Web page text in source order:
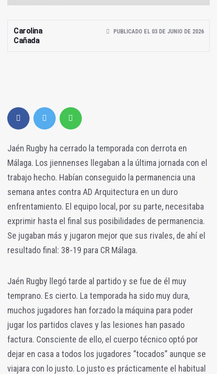
Carolina
Cañada
PUBLICADO EL 03 DE JUNIO DE 2026
Jaén Rugby ha cerrado la temporada con derrota en
Málaga. Los jiennenses llegaban a la última jornada con el
trabajo hecho. Habían conseguido la permanencia una
semana antes contra AD Arquitectura en un duro
enfrentamiento. El equipo local, por su parte, necesitaba
exprimir hasta el final sus posibilidades de permanencia.
Se jugaban más y jugaron mejor que sus rivales, de ahí el
resultado final: 38-19 para CR Málaga.
Jaén Rugby llegó tarde al partido y se fue de él muy
temprano. Es cierto. La temporada ha sido muy dura,
muchos jugadores han forzado la máquina para poder
jugar los partidos claves y las lesiones han pasado
factura. Consciente de ello, el cuerpo técnico optó por
dejar en casa a todos los jugadores “tocados” aunque se
viajara con lo justo. Lo justo es prácticamente el habitual